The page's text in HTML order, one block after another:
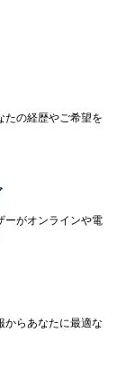
たの経歴やご希望を
ーがオンラインや電
からあなたに最適な